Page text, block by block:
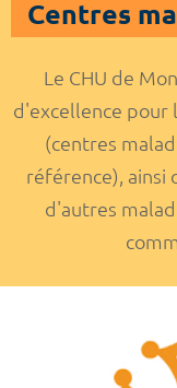
Centres
Le CHU de
d'excellence pour
(centres
référence), ainsi
d'autres